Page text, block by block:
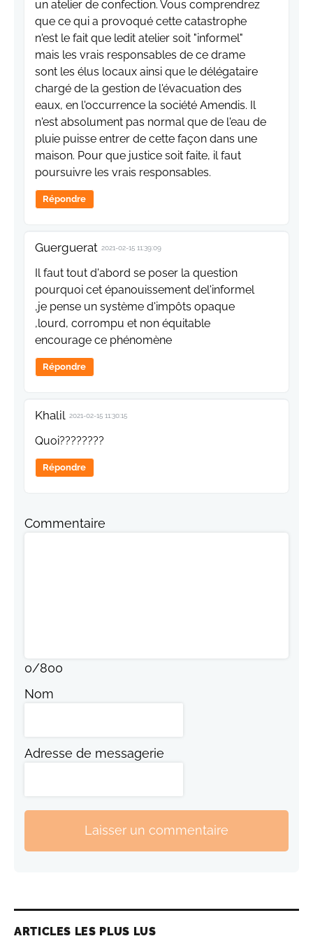
un atelier de confection. Vous comprendrez
que ce qui a provoqué cette catastrophe
n'est le fait que ledit atelier soit "informel"
mais les vrais responsables de ce drame
sont les élus locaux ainsi que le délégataire
chargé de la gestion de l'évacuation des
eaux, en l'occurrence la société Amendis. Il
n'est absolument pas normal que de l'eau de
pluie puisse entrer de cette façon dans une
maison. Pour que justice soit faite, il faut
poursuivre les vrais responsables.
Répondre
Guerguerat 2021-02-15 11:39:09
Il faut tout d'abord se poser la question
pourquoi cet épanouissement del'informel
,je pense un système d'impôts opaque
,lourd, corrompu et non équitable
encourage ce phénomène
Répondre
Khalil 2021-02-15 11:30:15
Quoi????????
Répondre
Commentaire
0/800
Nom
Adresse de messagerie
Laisser un commentaire
ARTICLES LES PLUS LUS